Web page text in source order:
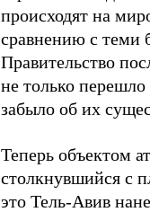
происходят на
сравнению с теми
Правительство
не только
забыло об их
Теперь объектом
столкнувшийся с
это Тель-Авив